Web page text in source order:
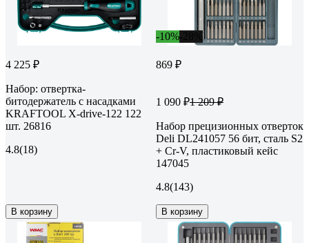
4 225 ₽
Набор: отвертка-
битодержатель с насадками
KRAFTOOL X-drive-122 122
шт. 26816
4.8(18)
В корзину
-10%
869 ₽
1 090 ₽1 209 ₽
Набор прецизионных отверток
Deli DL241057 56 бит, сталь S2
+ Cr-V, пластиковый кейс
147045
4.8(143)
В корзину